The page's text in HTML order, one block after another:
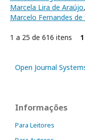
Marcela Lira de Araújo
Marcelo Fernandes de
1 a 25 de 616 itens 1
Open Journal
Informações
Para Leitores